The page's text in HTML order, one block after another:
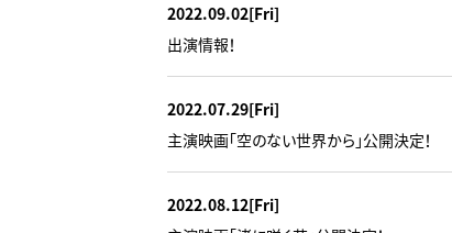
2022.09.02[Fri]
出演情報！
2022.07.29[Fri]
主演映画「空のない世界から」公開決定！
2022.08.12[Fri]